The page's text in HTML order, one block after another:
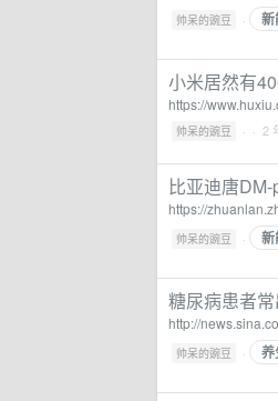
帅呆的豌豆 · 新
小米居然有
https://
帅呆的豌豆 · · 2
比亚迪唐
https://
帅呆的豌豆 · 新
糖尿病患者
http://
帅呆的豌豆 · 养